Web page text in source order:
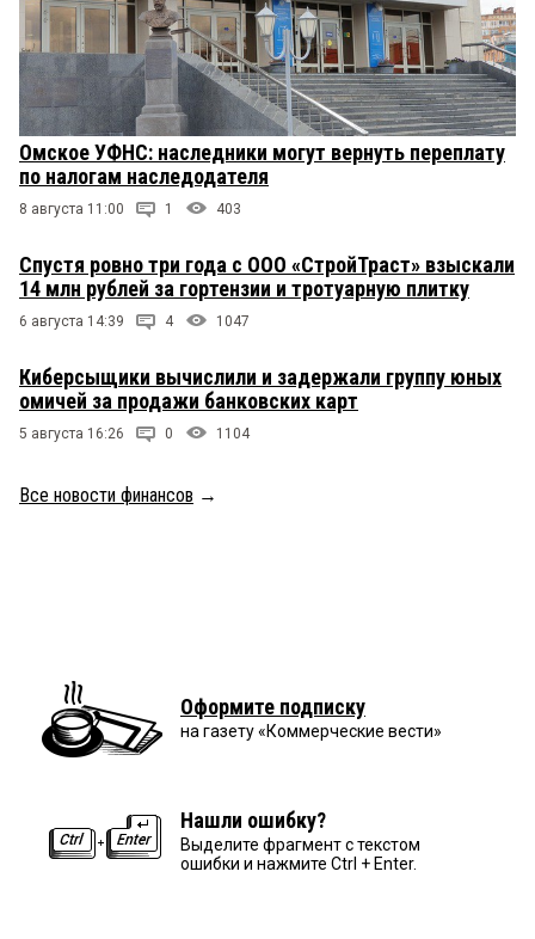
Омское УФНС: наследники могут вернуть переплату
по налогам наследодателя
8 августа 11:00 1 403
Спустя ровно три года с ООО «СтройТраст» взыскали
14 млн рублей за гортензии и тротуарную плитку
6 августа 14:39 4 1047
Киберсыщики вычислили и задержали группу юных
омичей за продажи банковских карт
5 августа 16:26 0 1104
Все новости финансов →
Оформите подписку
на газету «Коммерческие вести»
Нашли ошибку?
Выделите фрагмент с текстом
ошибки и нажмите Ctrl + Enter.